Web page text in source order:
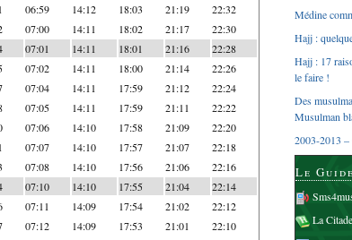
06:59 14:12 18:03 21:19 22:32
07:00 14:11 18:02 21:17 22:30
07:01 14:11 18:01 21:16 22:28
07:02 14:11 18:00 21:14 22:26
07:04 14:11 17:59 21:12 22:24
07:05 14:11 17:59 21:11 22:22
07:06 14:10 17:58 21:09 22:20
07:07 14:10 17:57 21:07 22:18
07:08 14:10 17:56 21:06 22:16
07:10 14:10 17:55 21:04 22:14
07:11 14:09 17:54 21:02 22:12
07:12 14:09 17:53 21:01 22:10
Médine
Hajj :
Hajj : 17
le faire !
Des
Musulman
2003-2013 –
Le
La